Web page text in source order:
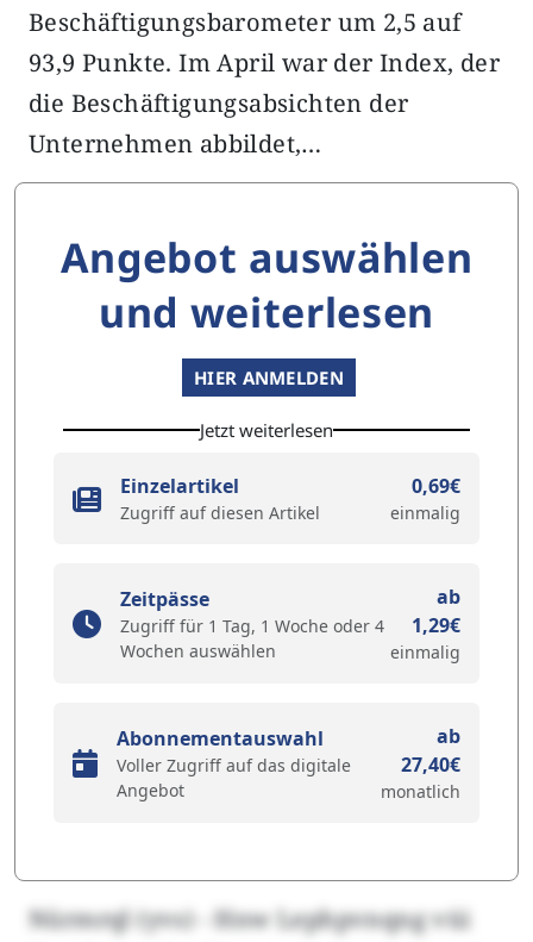
Beschäftigungsbarometer um 2,5 auf
93,9 Punkte. Im April war der Index, der
die Beschäftigungsabsichten der
Unternehmen abbildet,…
Angebot auswählen
und weiterlesen
HIER ANMELDEN
Jetzt weiterlesen
Einzelartikel
Zugriff auf diesen Artikel
0,69€
einmalig
Zeitpässe
Zugriff für 1 Tag, 1 Woche oder 4
Wochen auswählen
ab
1,29€
einmalig
Abonnementauswahl
Voller Zugriff auf das digitale
Angebot
ab
27,40€
monatlich
Nürmrql (yvs) - Hnw Lephpvnqng vüi